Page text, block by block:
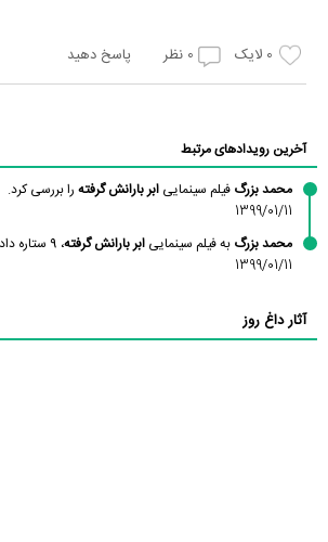
0 لایک 0 نظر پاسخ دهید
آخرین رویدادهای مرتبط
محمد بزرگ فیلم سینمایی ابر بارانش گرفته را بررسی کرد.
1399/01/11
محمد بزرگ به فیلم سینمایی ابر بارانش گرفته، 9 ستاره داد.
1399/01/11
آثار داغ روز